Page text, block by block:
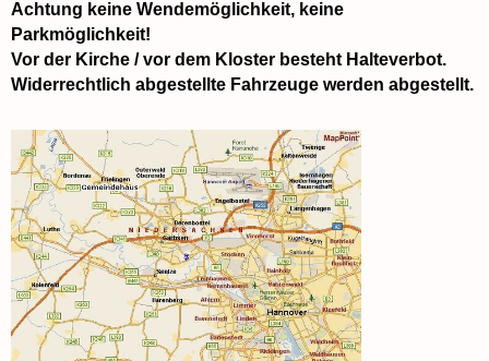
Achtung keine Wendemöglichkeit, keine
Parkmöglichkeit!
Vor der Kirche / vor dem Kloster besteht Halteverbot.
Widerrechtlich abgestellte Fahrzeuge werden abgestellt.